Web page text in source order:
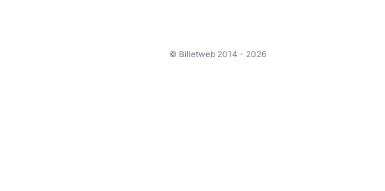
© Billetweb 2014 - 2026